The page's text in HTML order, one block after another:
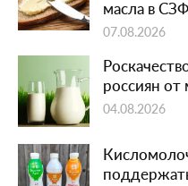
масла в
07.08.2026
россиян от
04.08.2026